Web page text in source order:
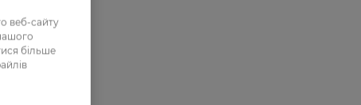
веб-сайту
більше